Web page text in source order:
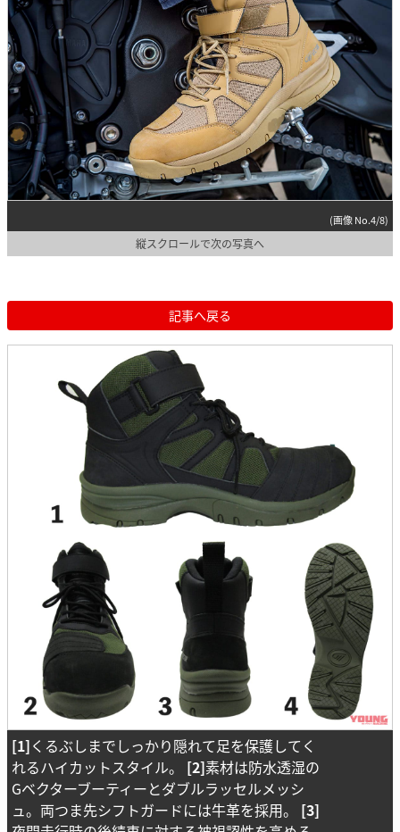
(画像 No.4/8)
縦スクロールで次の写真へ
記事へ戻る
[1]くるぶしまでしっかり隠れて足を保護してく
れるハイカットスタイル。
[2]素材は防水透湿の
Gベクターブーティーとダブルラッセルメッシ
ュ。両つま先シフトガードには牛革を採用。
[3]